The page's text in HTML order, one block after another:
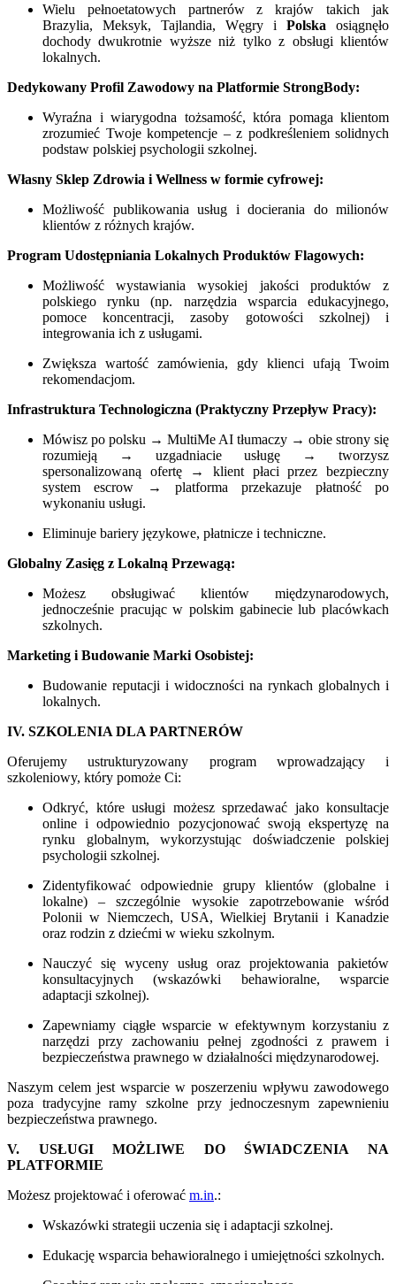
Wielu pełnoetatowych partnerów z krajów takich jak
Brazylia, Meksyk, Tajlandia, Węgry i Polska osiągnęło
dochody dwukrotnie wyższe niż tylko z obsługi klientów
lokalnych.
Dedykowany Profil Zawodowy na Platformie StrongBody:
Wyraźna i wiarygodna tożsamość, która pomaga klientom
zrozumieć Twoje kompetencje – z podkreśleniem solidnych
podstaw polskiej psychologii szkolnej.
Własny Sklep Zdrowia i Wellness w formie cyfrowej:
Możliwość publikowania usług i docierania do milionów
klientów z różnych krajów.
Program Udostępniania Lokalnych Produktów Flagowych:
Możliwość wystawiania wysokiej jakości produktów z
polskiego rynku (np. narzędzia wsparcia edukacyjnego,
pomoce koncentracji, zasoby gotowości szkolnej) i
integrowania ich z usługami.
Zwiększa wartość zamówienia, gdy klienci ufają Twoim
rekomendacjom.
Infrastruktura Technologiczna (Praktyczny Przepływ Pracy):
Mówisz po polsku → MultiMe AI tłumaczy → obie strony się
rozumieją → uzgadniacie usługę → tworzysz
spersonalizowaną ofertę → klient płaci przez bezpieczny
system escrow → platforma przekazuje płatność po
wykonaniu usługi.
Eliminuje bariery językowe, płatnicze i techniczne.
Globalny Zasięg z Lokalną Przewagą:
Możesz obsługiwać klientów międzynarodowych,
jednocześnie pracując w polskim gabinecie lub placówkach
szkolnych.
Marketing i Budowanie Marki Osobistej:
Budowanie reputacji i widoczności na rynkach globalnych i
lokalnych.
IV. SZKOLENIA DLA PARTNERÓW
Oferujemy ustrukturyzowany program wprowadzający i
szkoleniowy, który pomoże Ci:
Odkryć, które usługi możesz sprzedawać jako konsultacje
online i odpowiednio pozycjonować swoją ekspertyzę na
rynku globalnym, wykorzystując doświadczenie polskiej
psychologii szkolnej.
Zidentyfikować odpowiednie grupy klientów (globalne i
lokalne) – szczególnie wysokie zapotrzebowanie wśród
Polonii w Niemczech, USA, Wielkiej Brytanii i Kanadzie
oraz rodzin z dziećmi w wieku szkolnym.
Nauczyć się wyceny usług oraz projektowania pakietów
konsultacyjnych (wskazówki behawioralne, wsparcie
adaptacji szkolnej).
Zapewniamy ciągłe wsparcie w efektywnym korzystaniu z
narzędzi przy zachowaniu pełnej zgodności z prawem i
bezpieczeństwa prawnego w działalności międzynarodowej.
Naszym celem jest wsparcie w poszerzeniu wpływu zawodowego
poza tradycyjne ramy szkolne przy jednoczesnym zapewnieniu
bezpieczeństwa prawnego.
V. USŁUGI MOŻLIWE DO ŚWIADCZENIA NA
PLATFORMIE
Możesz projektować i oferować m.in.:
Wskazówki strategii uczenia się i adaptacji szkolnej.
Edukację wsparcia behawioralnego i umiejętności szkolnych.